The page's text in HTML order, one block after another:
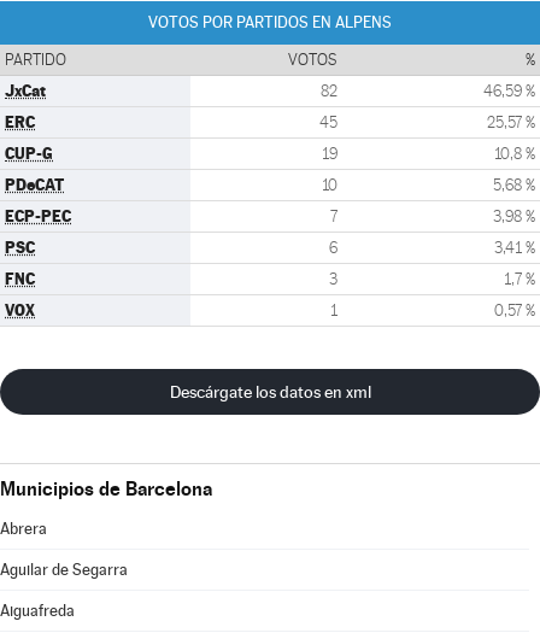
VOTOS POR PARTIDOS EN ALPENS
PARTIDO VOTOS %
JxCat 82 46,59 %
ERC 45 25,57 %
CUP-G 19 10,8 %
PDeCAT 10 5,68 %
ECP-PEC 7 3,98 %
PSC 6 3,41 %
FNC 3 1,7 %
VOX 1 0,57 %
Descárgate los datos en xml
Municipios de Barcelona
Abrera
Aguilar de Segarra
Aiguafreda